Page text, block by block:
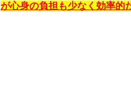
が心身の負担も少なく効率的